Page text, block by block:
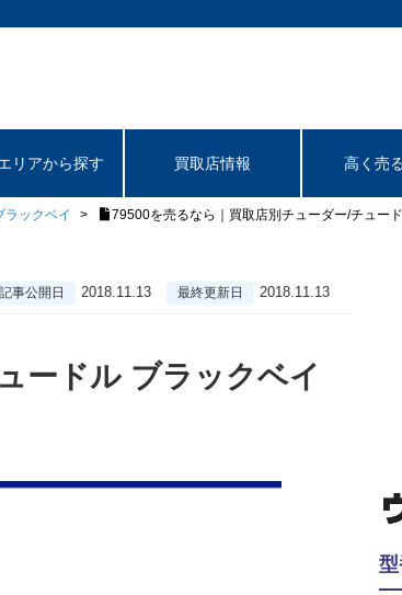
リアから探す 買取店情報 高く売
ラックベイ 79500を売るなら｜買取店別チューダー/チュー
記事公開日 2018.11.13 最終更新日 2018.11.13
ードル ブラックベイ